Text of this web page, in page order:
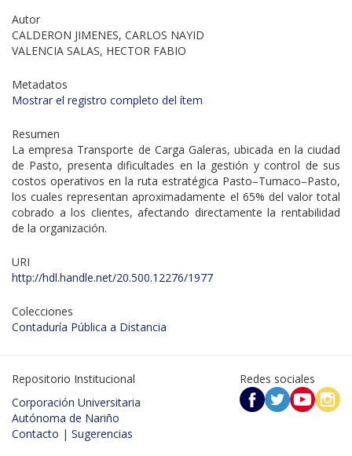
Autor
CALDERON JIMENES, CARLOS NAYID
VALENCIA SALAS, HECTOR FABIO
Metadatos
Mostrar el registro completo del ítem
Resumen
La empresa Transporte de Carga Galeras, ubicada en la ciudad
de Pasto, presenta dificultades en la gestión y control de sus
costos operativos en la ruta estratégica Pasto–Tumaco–Pasto,
los cuales representan aproximadamente el 65% del valor total
cobrado a los clientes, afectando directamente la rentabilidad
de la organización.
URI
http://hdl.handle.net/20.500.12276/1977
Colecciones
Contaduría Pública a Distancia
Repositorio Institucional
Corporación Universitaria
Autónoma de Nariño
Contacto | Sugerencias
Redes sociales